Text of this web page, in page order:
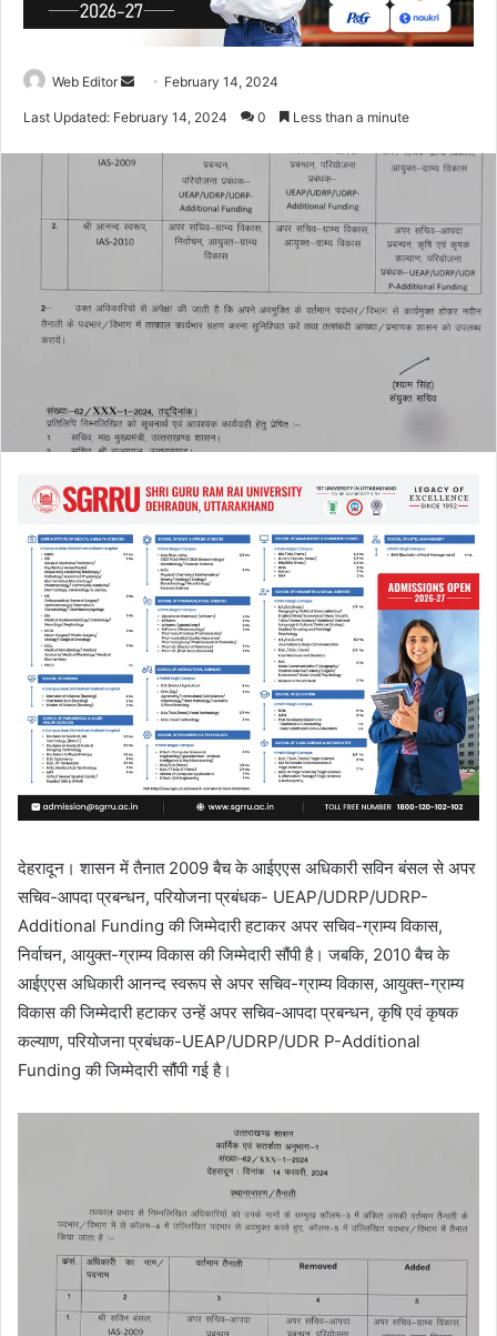
Web Editor
d
a
i
February 14, 2024
Last Updated: February 14, 2024 0 Less than a minute
देहरादून। शासन में तैनात 2009 बैच के आईएएस अधिकारी सविन बंसल से अपर
सचिव-आपदा प्रबन्धन, परियोजना प्रबंधक- UEAP/UDRP/UDRP-
Additional Funding की जिम्मेदारी हटाकर अपर सचिव-ग्राम्य विकास,
निर्वाचन, आयुक्त-ग्राम्य विकास की जिम्मेदारी सौंपी है। जबकि, 2010 बैच के
आईएएस अधिकारी आनन्द स्वरूप से अपर सचिव-ग्राम्य विकास, आयुक्त-ग्राम्य
विकास की जिम्मेदारी हटाकर उन्हें अपर सचिव-आपदा प्रबन्धन, कृषि एवं कृषक
कल्याण, परियोजना प्रबंधक-UEAP/UDRP/UDR P-Additional
Funding की जिम्मेदारी सौंपी गई है।